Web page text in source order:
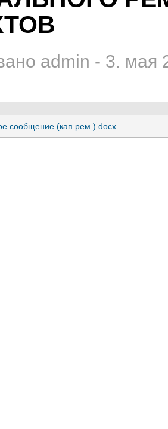
admin - 3. мая
сообщение (кап.рем.).docx